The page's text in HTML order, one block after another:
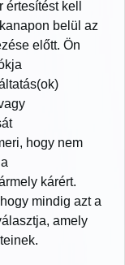
kell
belül az
előtt. Ön
hogy nem
kárért.
mindig azt a
amely